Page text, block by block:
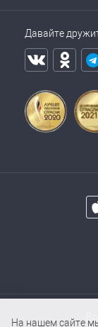
Давайте
На нашем сайте